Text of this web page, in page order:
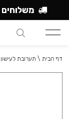
דף הבית \ תערובת לעישון
משלוחים